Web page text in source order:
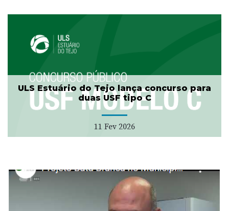
ULS Estuário do Tejo lança concurso para
duas USF tipo C
11 Fev 2026